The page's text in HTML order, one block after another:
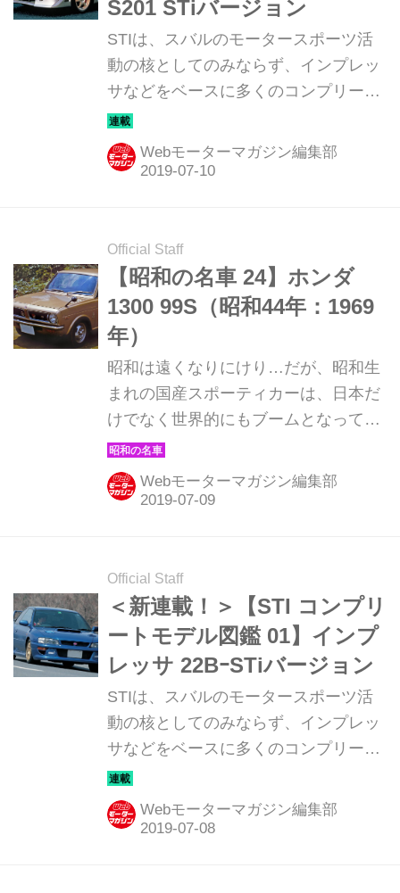
S201 STiバージョン
STIは、スバルのモータースポーツ活
動の核としてのみならず、インプレッ
サなどをベースに多くのコンプリート
カーを世に送り出している。そんな
STIのリアルスポーツ・コンプリート
を紹介していこう。
Webモーターマガジン編集部
Official Staff
【昭和の名車 24】ホンダ
1300 99S（昭和44年：1969
年）
昭和は遠くなりにけり…だが、昭和生
まれの国産スポーティカーは、日本だ
けでなく世界的にもブームとなってい
る。そんな昭和の名車たちを時系列で
紹介していこう。ここでは1969年発売
のホンダ 1300 99Sを解説。
Webモーターマガジン編集部
Official Staff
＜新連載！＞【STI コンプリ
ートモデル図鑑 01】インプ
レッサ 22BｰSTiバージョン
STIは、スバルのモータースポーツ活
動の核としてのみならず、インプレッ
サなどをベースに多くのコンプリート
カーを世に送り出している。そんな
STIのリアルスポーツ・コンプリート
を紹介していこう。
Webモーターマガジン編集部